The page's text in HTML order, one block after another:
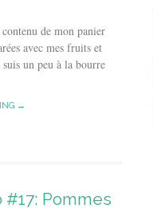
de mon panier
avec mes fruits et
un peu à la bourre
→
#17: Pommes